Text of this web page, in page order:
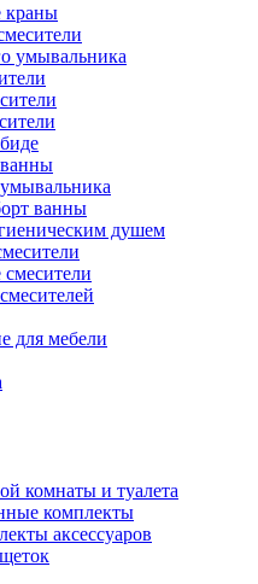
краны
умывальника
ванны
душем
для мебели
комнаты и туалета
комплекты
аксессуаров